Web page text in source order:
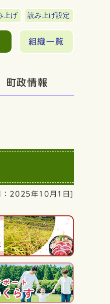
上げ 読み上げ設定
組織一覧
町政情報
2025年10月1日